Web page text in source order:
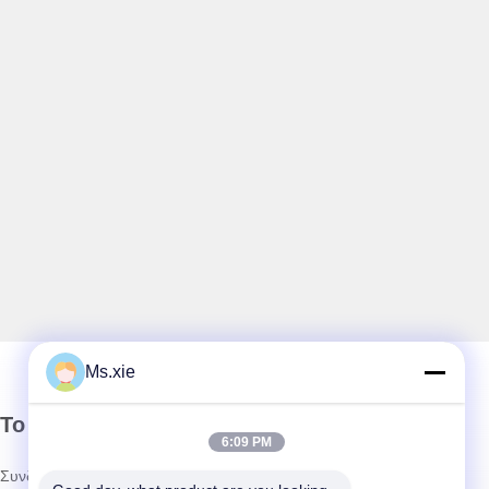
Το Δελτίο Ενημέρωσης
Συνδρομηθείτε στο ενημερωτικό μας δελτίο για εκπτώσεις και
Ms.xie
6:09 PM